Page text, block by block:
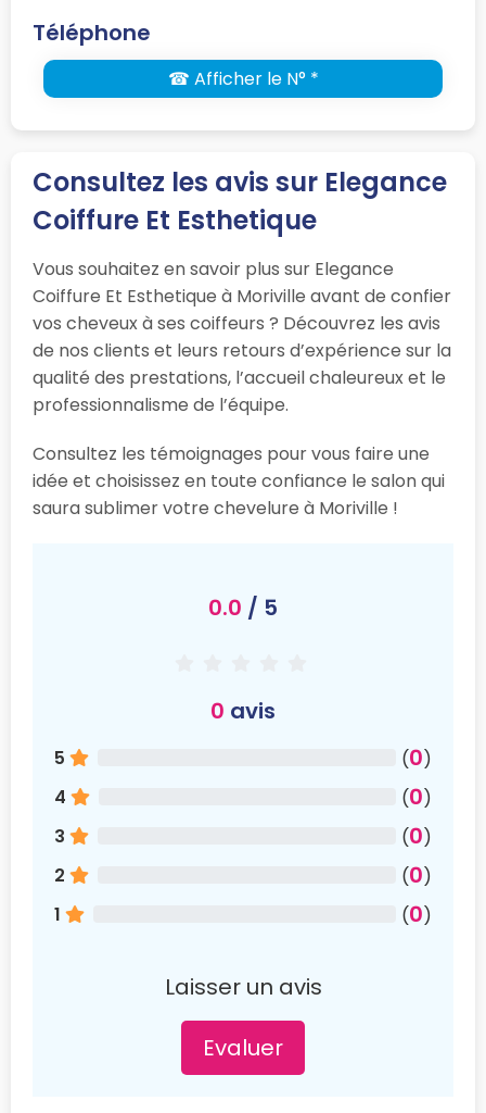
Téléphone
☎ Afficher le N° *
Consultez les avis sur Elegance
Coiffure Et Esthetique
Vous souhaitez en savoir plus sur Elegance
Coiffure Et Esthetique à Moriville avant de confier
vos cheveux à ses coiffeurs ? Découvrez les avis
de nos clients et leurs retours d’expérience sur la
qualité des prestations, l’accueil chaleureux et le
professionnalisme de l’équipe.
Consultez les témoignages pour vous faire une
idée et choisissez en toute confiance le salon qui
saura sublimer votre chevelure à Moriville !
0.0 / 5
0 avis
5 (0)
4
(0)
3
(0)
2
(0)
1
(0)
Laisser un avis
Evaluer